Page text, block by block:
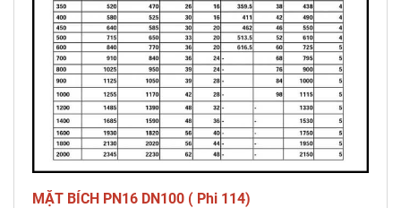
MẶT BÍCH PN16 DN100 ( Phi 114)